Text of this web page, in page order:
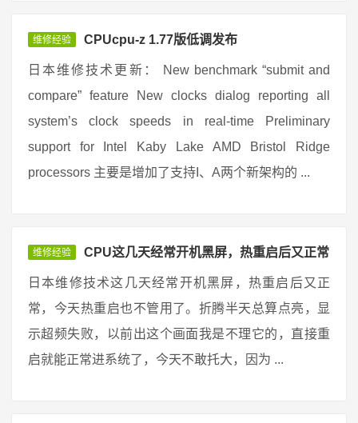
维修经验 CPUcpu-z 1.77版低调发布
日本维修技术更新： New benchmark “submit and
compare” feature New clocks dialog reporting all
system’s clock speeds in real-time Preliminary
support for Intel Kaby Lake AMD Bristol Ridge
processors 主要是增加了支持I、A两个新架构的 ...
维修经验 CPU这几天经常开机黑屏，热重启后又正常
日本维修技术这几天经常开机黑屏，热重启后又正
常，今天热重启也不管用了。折腾半天总算点亮，显
示超频失败，以前出这个画面我是不理它的，直接重
启就能正常进系统了，今天不敢托大，因为 ...